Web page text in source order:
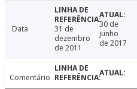
Data
31 de
dezembro
de 2011
30 de
junho
de 2017
Comentário